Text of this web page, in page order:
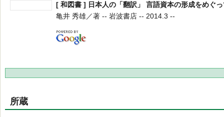
[ 和図書 ] 日本人の「翻訳」 言語資本の形成をめぐ
亀井 秀雄／著 -- 岩波書店 -- 2014.3 --
所蔵